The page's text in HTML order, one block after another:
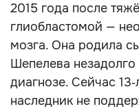
2015 года после
глиобластомой —
мозга. Она родила
Шепелева незадолго
диагнозе. Сейчас
наследник не